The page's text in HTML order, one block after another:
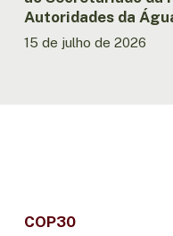
(RADA)
Autoridades da
15 de julho de 2026
COP30